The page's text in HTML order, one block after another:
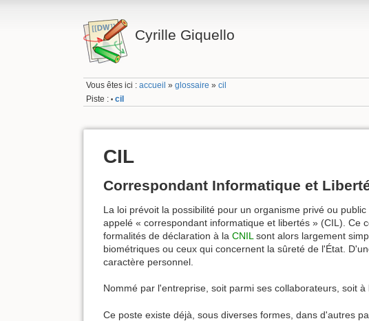
Cyrille Giquello
Vous êtes ici :accueil »glossaire »cil
Piste : • cil
CIL
Correspondant Informatique et
La loi prévoit la possibilité pour un organisme privé ou
appelé « correspondant informatique et libertés » (CIL). Ce
formalités de déclaration à la CNIL sont alors largement
biométriques ou ceux qui concernent la sûreté de l'État.
caractère personnel.
Nommé par l'entreprise, soit parmi ses collaborateurs, soit
Ce poste existe déjà, sous diverses formes, dans d'autres